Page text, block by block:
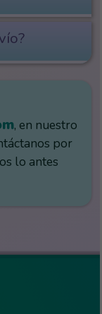
, en nuestro
por
lo antes